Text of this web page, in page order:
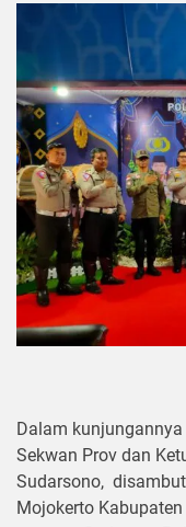
Dalam
Sekwan Prov dan
Sudarsono,
Mojokerto